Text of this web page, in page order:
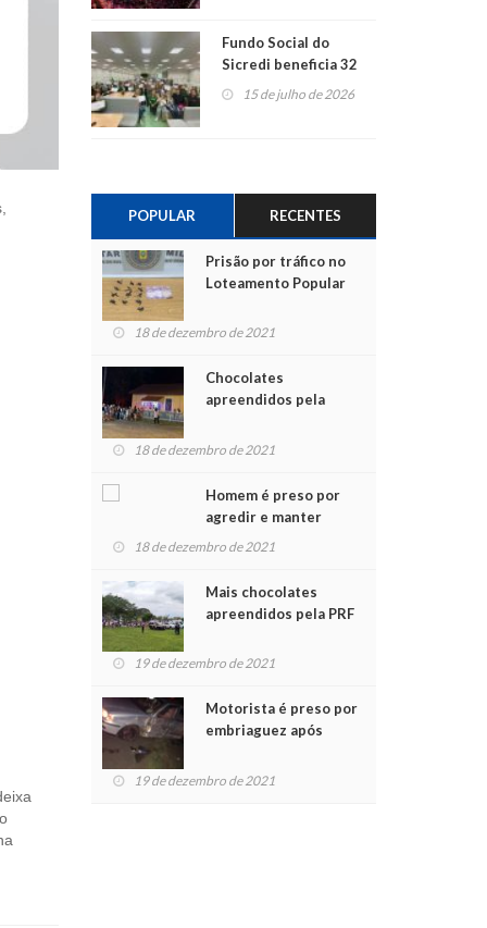
Fundo Social do
Sicredi beneficia 32
projetos em
15 de julho de 2026
POPULAR RECENTES
Prisão por tráfico no
Loteamento Popular
18 de dezembro de 2021
Chocolates
apreendidos pela
para crianças na
18 de dezembro de 2021
Homem é preso por
agredir e manter
mulher em cárcere
18 de dezembro de 2021
Mais chocolates
apreendidos pela PRF
crianças no Natal
19 de dezembro de 2021
Motorista é preso por
embriaguez após
feridos
19 de dezembro de 2021